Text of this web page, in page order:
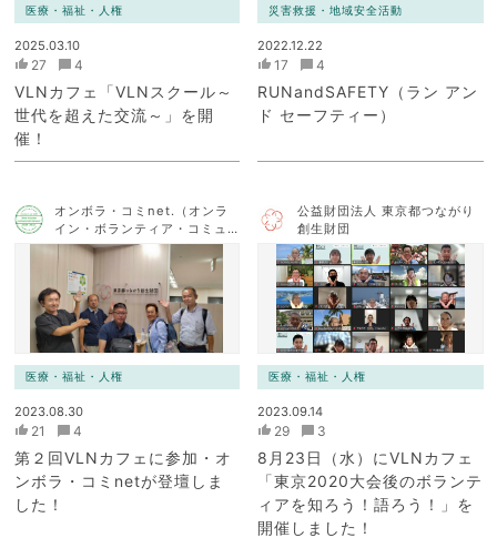
医療・福祉・人権
2025.03.10
27 4
VLNカフェ「VLNスクール～
世代を超えた交流～」を開
催！
災害救援・地域安全活動
2022.12.22
17 4
RUNandSAFETY（ラン アン
ド セーフティー）
オンボラ・コミnet.（オンラ
イン・ボランティア・コミュ
ニケーション・ネットワー
ク）
医療・福祉・人権
2023.08.30
21 4
第２回VLNカフェに参加・オ
ンボラ・コミnetが登壇しま
した！
公益財団法人 東京都つながり
創生財団
医療・福祉・人権
2023.09.14
29 3
8月23日（水）にVLNカフェ
「東京2020大会後のボランテ
ィアを知ろう！語ろう！」を
開催しました！